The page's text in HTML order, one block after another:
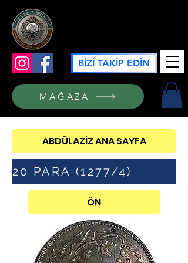
BİZİ TAKİP EDİN
MAĞAZA
ABDÜLAZİZ ANA SAYFA
20 PARA (1277/4)
ÖN